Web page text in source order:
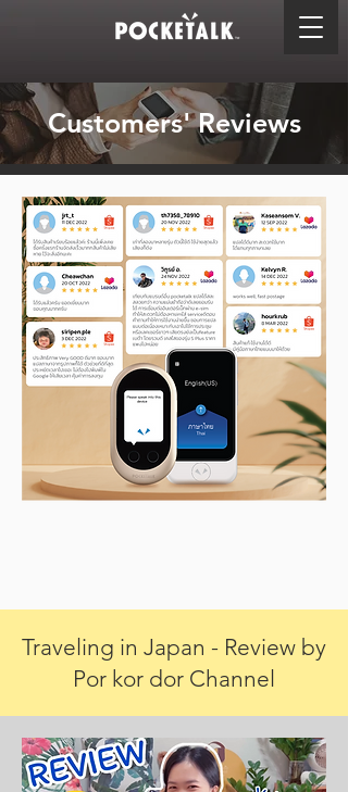
Customers' Reviews
Traveling in Japan - Review by
Por kor dor Channel